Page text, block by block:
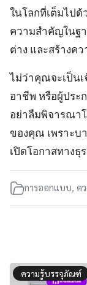
ในโลกที่เต็มไป
ความสำคัญในฐ
ต่าง และสร้างค
ไม่ว่าคุณจะเป็น
อาชีพ หรือผู้ประ
อย่าลืมพิจารณา
ของคุณ เพราะบ
เปิดโอกาสทางธุ
การออกแบบ ค
ความรู้บรรจุภัณฑ์